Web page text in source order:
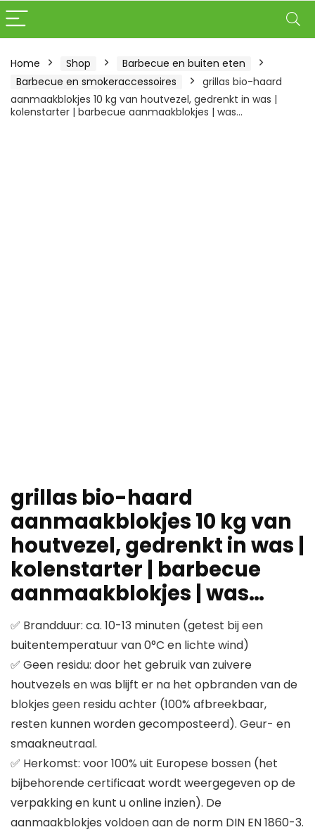
Home Shop
Barbecue en buiten eten
Barbecue en smokeraccessoires
grillas bio-haard
aanmaakblokjes 10 kg van houtvezel, gedrenkt in was |
kolenstarter | barbecue aanmaakblokjes | was…
grillas bio-haard
aanmaakblokjes 10 kg van
houtvezel, gedrenkt in was |
kolenstarter | barbecue
aanmaakblokjes | was…
✅ Brandduur: ca. 10-13 minuten (getest bij een
buitentemperatuur van 0°C en lichte wind)
✅ Geen residu: door het gebruik van zuivere
houtvezels en was blijft er na het opbranden van de
blokjes geen residu achter (100% afbreekbaar,
resten kunnen worden gecomposteerd). Geur- en
smaakneutraal.
✅ Herkomst: voor 100% uit Europese bossen (het
bijbehorende certificaat wordt weergegeven op de
verpakking en kunt u online inzien). De
aanmaakblokjes voldoen aan de norm DIN EN 1860-3.